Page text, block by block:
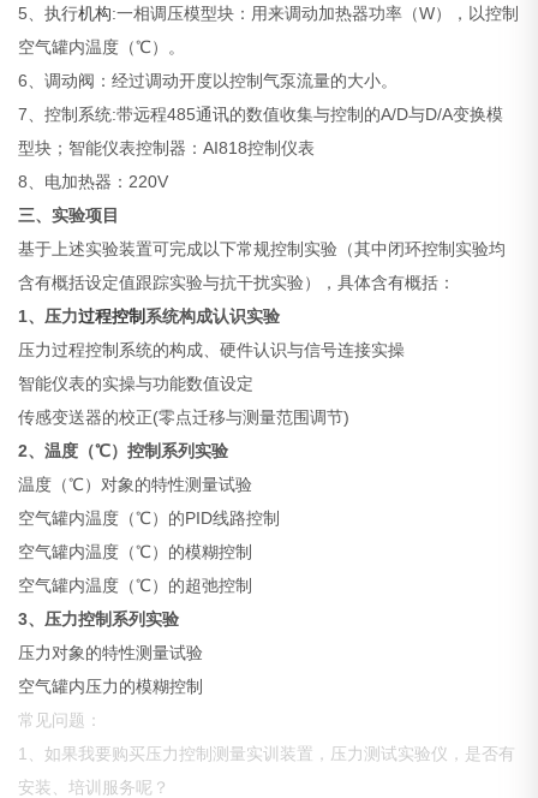
5、执行机构:一相调压模型块：用来调动加热器功率（W），以控制
空气罐内温度（℃）。
6、调动阀：经过调动开度以控制气泵流量的大小。
7、控制系统:带远程485通讯的数值收集与控制的A/D与D/A变换模
型块；智能仪表控制器：AI818控制仪表
8、电加热器：220V
三、实验项目
基于上述实验装置可完成以下常规控制实验（其中闭环控制实验均
含有概括设定值跟踪实验与抗干扰实验），具体含有概括：
1、压力过程控制 系统构成认识实验
压力过程控制系统的构成、硬件认识与信号连接实操
智能仪表的实操与功能数值设定
传感变送器的校正(零点迁移与测量范围调节)
2、温度（℃）控制系列实验
温度（℃）对象的特性测量试验
空气罐内温度（℃）的PID线路控制
空气罐内温度（℃）的模糊控制
空气罐内温度（℃）的超弛控制
3、压力控制系列实验
压力对象的特性测量试验
空气罐内压力的模糊控制
常见问题：
1、如果我要购买压力控制测量实训装置，压力测试实验仪，是否有
安装、培训服务呢？